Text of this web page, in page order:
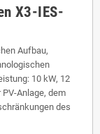
X3-IES-
Aufbau,
10 kW, 12
PV-Anlage, dem
des